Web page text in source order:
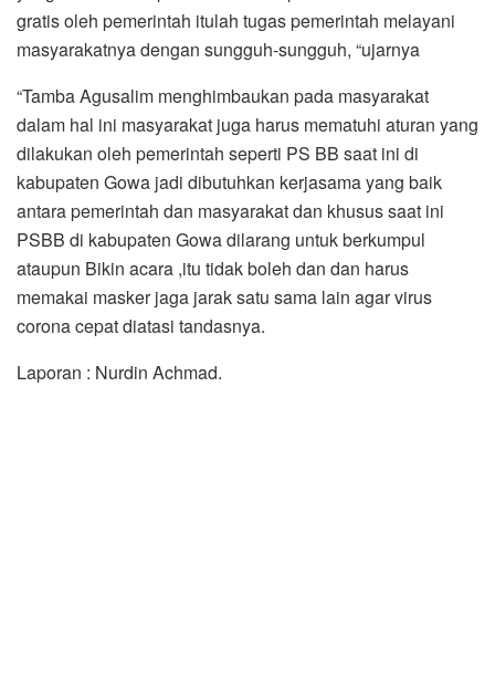
gratis oleh pemerintah itulah tugas pemerintah melayani
masyarakatnya dengan sungguh-sungguh, “ujarnya
“Tamba Agusalim menghimbaukan pada masyarakat
dalam hal ini masyarakat juga harus mematuhi aturan yang
dilakukan oleh pemerintah seperti PS BB saat ini di
kabupaten Gowa jadi dibutuhkan kerjasama yang baik
antara pemerintah dan masyarakat dan khusus saat ini
PSBB di kabupaten Gowa dilarang untuk berkumpul
ataupun Bikin acara ,itu tidak boleh dan dan harus
memakai masker jaga jarak satu sama lain agar virus
corona cepat diatasi tandasnya.
Laporan : Nurdin Achmad.